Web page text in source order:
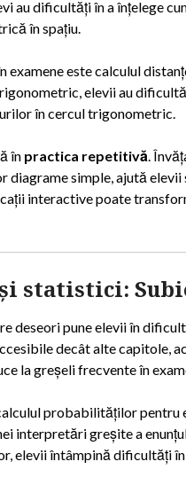
au dificultăți în a înțelege
în spațiu.
examene este calculul
elevii au
în cercul trigonometric.
în practica repetitivă .
diagrame simple, ajută
interactive poate
statistici:
deseori pune elevii în
decât alte capitole,
la greșeli frecvente în
probabilităților pentru
interpretări greșite a
elevii întâmpină dificultăți